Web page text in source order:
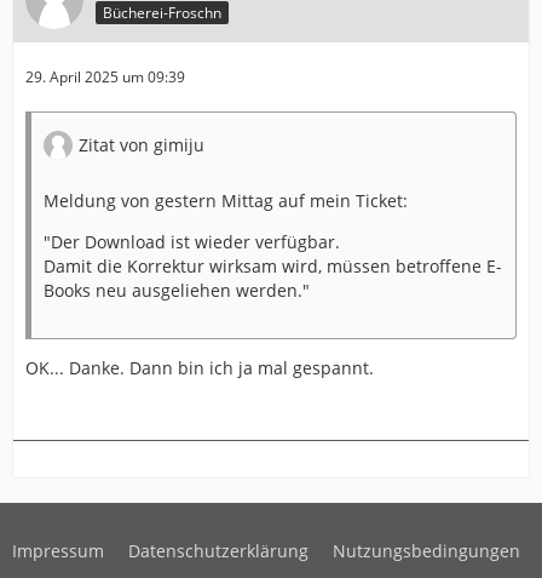
Bücherei-Froschn
29. April 2025 um 09:39
Zitat von gimiju
Meldung von gestern Mittag auf mein Ticket:
"Der Download ist wieder verfügbar.
Damit die Korrektur wirksam wird, müssen betroffene E-
Books neu ausgeliehen werden."
OK... Danke. Dann bin ich ja mal gespannt.
Impressum Datenschutzerklärung Nutzungsbedingungen